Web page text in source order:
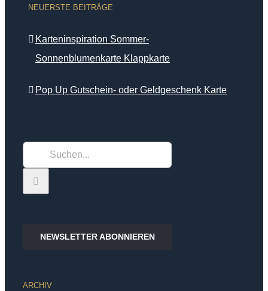
NEUERSTE BEITRÄGE
Karteninspiration Sommer-
Sonnenblumenkarte Klappkarte
Pop Up Gutschein- oder Geldgeschenk Karte
nach:
NEWSLETTER ABONNIEREN
ARCHIV